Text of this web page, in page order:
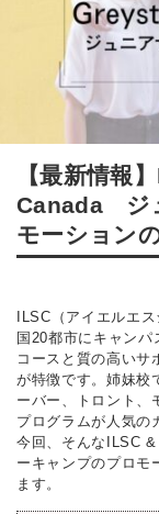
【最新情報
Canada ジ
モーション
ILSC（アイエルエ
国20都市にキャン
コースと質の高いサ
が特徴です。姉妹校
ーバー、トロント、
プログラムが人気の
今回、そんなILSC
ーキャンプのプロモ
ます。